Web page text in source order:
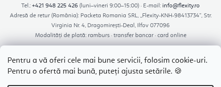
Pentru a vă oferi cele mai bune servicii, folosim cookie-uri.
Pentru o ofertă mai bună, puteți ajusta setările. 🍪
Tel.: +421 948 225 426 (luni–vineri 9:00–15:00) · E-mail: info@flexity.ro
Adresă de retur (România): Packeta Romania SRL, „Flexity-KNH-98413734”, Str.
Virginia Nr. 4, Dragomirești-Deal, Ilfov 077096
Modalități de plată: ramburs · transfer bancar · card online